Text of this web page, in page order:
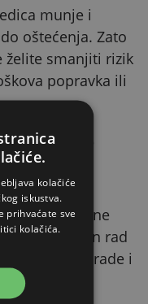
munje i
oštećenja. Zato
želite smanjiti rizik
popravka ili
uz pravilnu
u
energija ne
Za ispravan rad
ograde i
kolačiće
iskustva.
prihvaćate sve
kolačića.